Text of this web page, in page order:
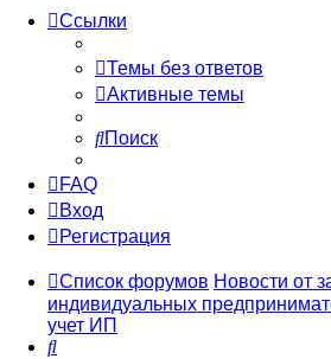
Ссылки
Темы без ответов
Активные темы
Поиск
FAQ
Вход
Регистрация
Список форумов Новости от
индивидуальных
учет ИП
Поиск